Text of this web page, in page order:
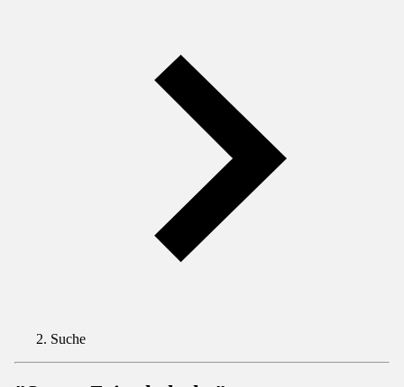
Suche